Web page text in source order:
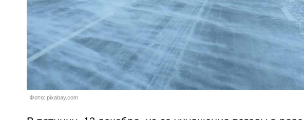
Фото: pixabay.com